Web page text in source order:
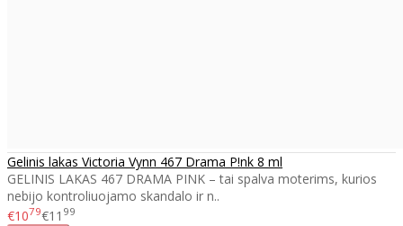
Gelinis lakas Victoria Vynn 467 Drama P!nk 8 ml
GELINIS LAKAS 467 DRAMA PINK – tai spalva moterims, kurios
nebijo kontroliuojamo skandalo ir n..
€1079€11 99